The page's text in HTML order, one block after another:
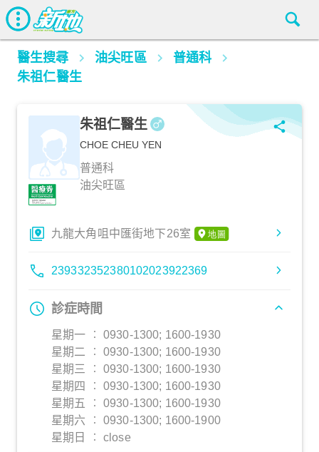
醫生搜尋 油尖旺區
普通科
朱祖仁醫生
朱祖仁醫生
CHOE CHEU YEN
普通科
油尖旺區
九龍大角咀中匯街地下26室
239332352380102023922369
診症時間
星期一 ︰ 0930-1300; 1600-1930
星期二 ︰ 0930-1300; 1600-1930
星期三 ︰ 0930-1300; 1600-1930
星期四 ︰ 0930-1300; 1600-1930
星期五 ︰ 0930-1300; 1600-1930
星期六 ︰ 0930-1300; 1600-1900
星期日 ︰ close